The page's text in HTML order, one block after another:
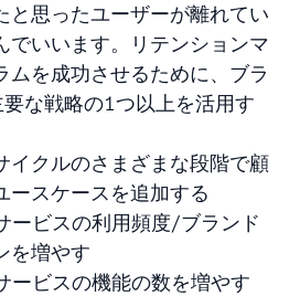
と思ったユーザーが離れてい
でいいます。リテンションマ
ムを成功させるために、ブラ
な戦略の１つ以上を活用す
イクルのさまざまな段階で顧
ースケースを追加する
ービスの利用頻度/ブランド
を増やす
ービスの機能の数を増やす